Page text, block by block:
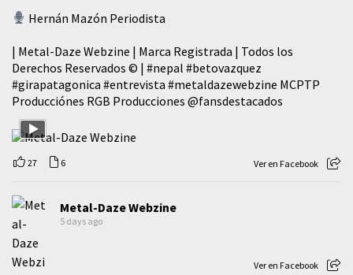
Hernán Mazón Periodista
| Metal-Daze Webzine | Marca Registrada | Todos los
Derechos Reservados © | #nepal #betovazquez
#girapatagonica #entrevista #metaldazewebzine MCPTP
Producciónes RGB Producciones @fansdestacados
27 6 Ver en Facebook
Metal-Daze Webzine
5 days ago
Ver en Facebook